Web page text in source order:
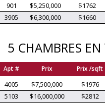
901 $5,250,000 $1762
3905
$6,300,000 $1660
5 CHAMBRES EN
Apt # Prix Prix /sqft
4005 $7,500,000 $1976
5103
$16,000,000 $2812